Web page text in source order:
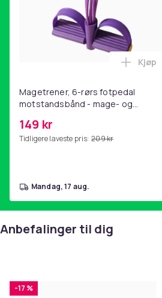
Magetrener, 6-rørs fotpedal
motstandsbånd - mage- og
hjemmegymnastikk Purple
149 kr
Tidligere laveste pris: 209 kr
Kjøp
mandag, 17 aug.
Anbefalinger til dig
-17 %